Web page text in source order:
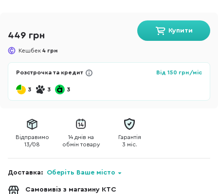
449 грн
Кешбек 4 грн
Купити
Розстрочка та кредит Від 150 грн/міс
3 3 3
Відправимо
13/08
14 днів на
обмін товару
Гарантія
3 міс.
Доставка: Оберіть Ваше місто
Самовивіз з магазину КТС